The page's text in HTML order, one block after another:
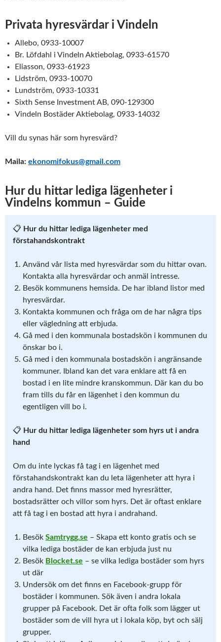
Privata hyresvärdar i Vindeln
Allebo, 0933-10007
Br. Löfdahl i Vindeln Aktiebolag, 0933-61570
Eliasson, 0933-61923
Lidström, 0933-10070
Lundström, 0933-10331
Sixth Sense Investment AB, 090-129300
Vindeln Bostäder Aktiebolag, 0933-14032
Vill du synas här som hyresvärd?
Maila: ekonomifokus@gmail.com
Hur du hittar lediga lägenheter i
Vindelns kommun – Guide
📋 Hur du hittar lediga lägenheter med
förstahandskontrakt
Använd vår lista med hyresvärdar som du hittar ovan.
Kontakta alla hyresvärdar och anmäl intresse.
Besök kommunens hemsida. De har ibland listor med
hyresvärdar.
Kontakta kommunen och fråga om de har några tips
eller vägledning att erbjuda.
Gå med i den kommunala bostadskön i kommunen du
önskar bo i.
Gå med i den kommunala bostadskön i angränsande
kommuner. Ibland kan det vara enklare att få en
bostad i en lite mindre kranskommun. Där kan du bo
fram tills du får en lägenhet i den kommun du
egentligen vill bo i.
📋 Hur du hittar lediga lägenheter som hyrs ut i andra
hand
Om du inte lyckas få tag i en lägenhet med
förstahandskontrakt kan du leta lägenheter att hyra i
andra hand. Det finns massor med hyresrätter,
bostadsrätter och villor som hyrs. Det är oftast enklare
att få tag i en bostad att hyra i andrahand.
Besök Samtrygg.se – Skapa ett konto gratis och se
vilka lediga bostäder de kan erbjuda just nu
Besök Blocket.se – se vilka lediga bostäder som hyrs
ut där
Undersök om det finns en Facebook-grupp för
bostäder i kommunen. Sök även i andra lokala
grupper på Facebook. Det är ofta folk som lägger ut
bostäder som de vill hyra ut i lokala köp, byt och sälj
grupper.